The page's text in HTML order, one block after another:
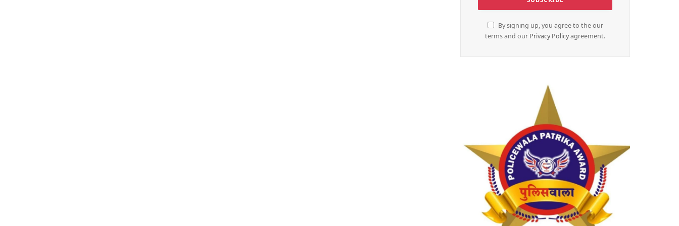
By signing up, you agree to the our
terms and our Privacy Policyagreement.